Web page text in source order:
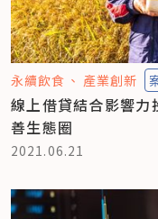
永續飲食 產業創新
線上借貸結合影響力
善生態圈
2021.06.21